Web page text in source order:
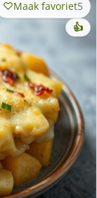
Maak favoriet5
👍